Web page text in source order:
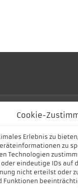
Cookie-
Erlebnis zu
zu
Technologien
eindeutige IDs auf
nicht erteilst oder
Funktionen